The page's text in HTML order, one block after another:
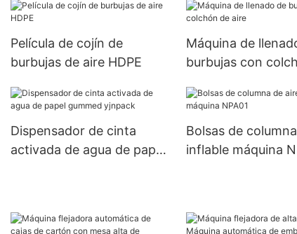
02
Película de cojín de
burbujas de aire HDPE
Máquina de
burbujas con
Dispensador de cinta
activada de agua de papel
Bolsas de
inflable máquina